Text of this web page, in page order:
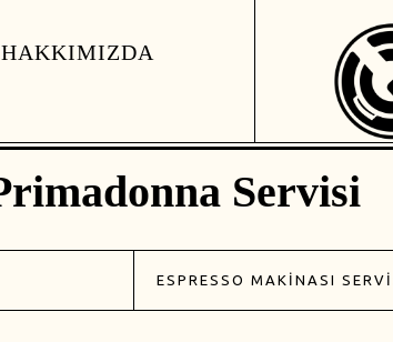
HAKKIMIZDA
Servisi
ESPRESSO MAKINASI